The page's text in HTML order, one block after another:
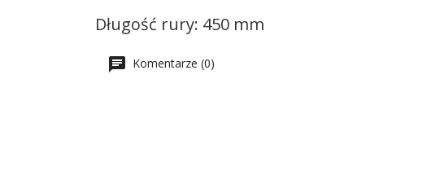
Długość rury: 450 mm
Komentarze (0)